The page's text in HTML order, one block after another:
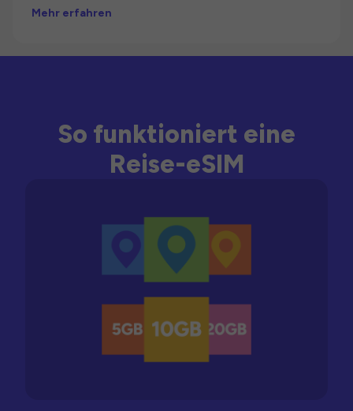
Mehr erfahren
So funktioniert eine
Reise-eSIM